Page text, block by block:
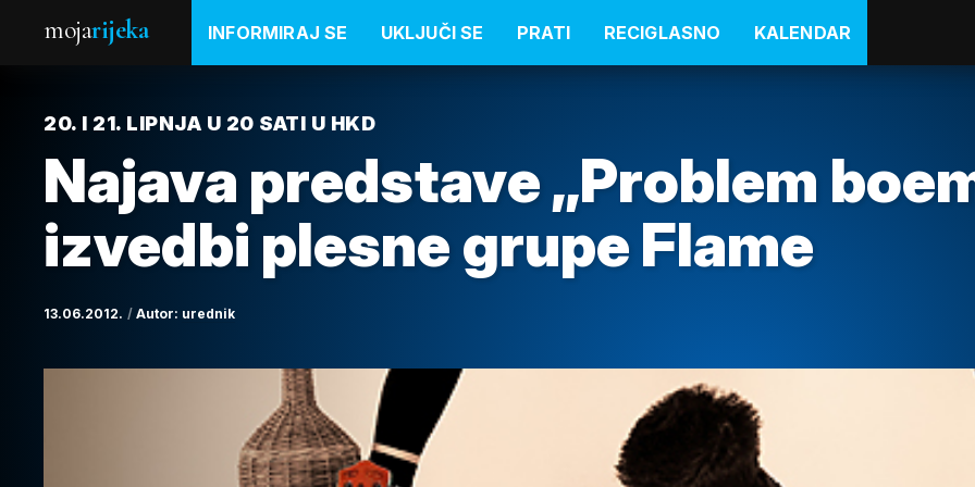
mojarijeka INFORMIRAJ SE UKLJUČI SE PRATI RECIGLASNO KALENDAR
20. I 21. LIPNJA U 20 SATI U HKD
Najava predstave „Problem
izvedbi plesne grupe Flame
13.06.2012. Autor: urednik